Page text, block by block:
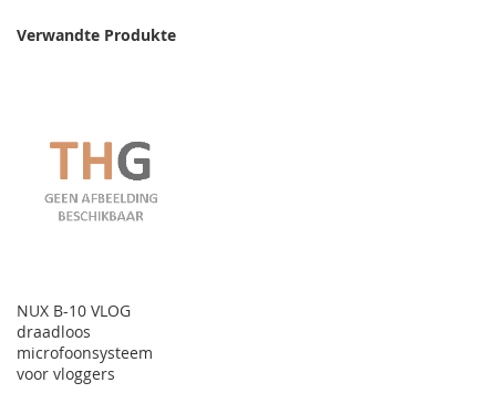
Verwandte Produkte
NUX B-10 VLOG
draadloos
microfoonsysteem
voor vloggers